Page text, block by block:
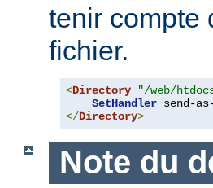
tenir compte
fichier.
<Directory "/web/
SetHandler
</Directory>
Note du